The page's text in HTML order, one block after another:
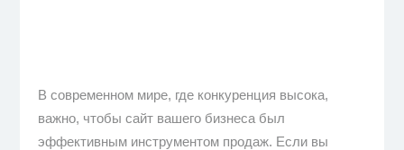
В современном мире, где конкуренция высока,
важно, чтобы сайт вашего бизнеса был
эффективным инструментом продаж. Если вы